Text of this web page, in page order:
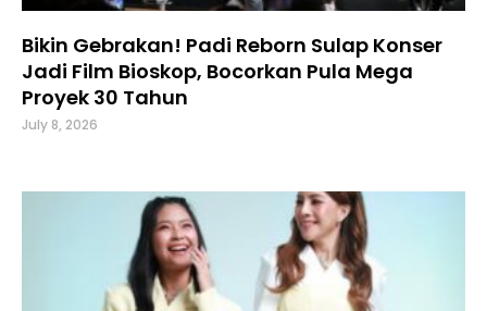
Bikin Gebrakan! Padi Reborn Sulap Konser
Jadi Film Bioskop, Bocorkan Pula Mega
Proyek 30 Tahun
July 8, 2026